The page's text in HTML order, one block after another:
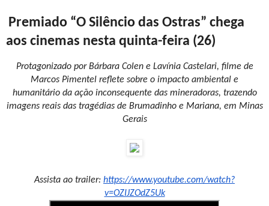
Premiado “O Silêncio das Ostras” chega
aos cinemas nesta quinta-feira (26)
Protagonizado por Bárbara Colen e Lavínia Castelari, filme de
Marcos Pimentel reflete sobre o impacto ambiental e
humanitário da ação inconsequente das mineradoras, trazendo
imagens reais das tragédias de Brumadinho e Mariana, em Minas
Gerais
Assista ao trailer: https://www.youtube.com/watch?
v=OZIJZOdZ5Uk